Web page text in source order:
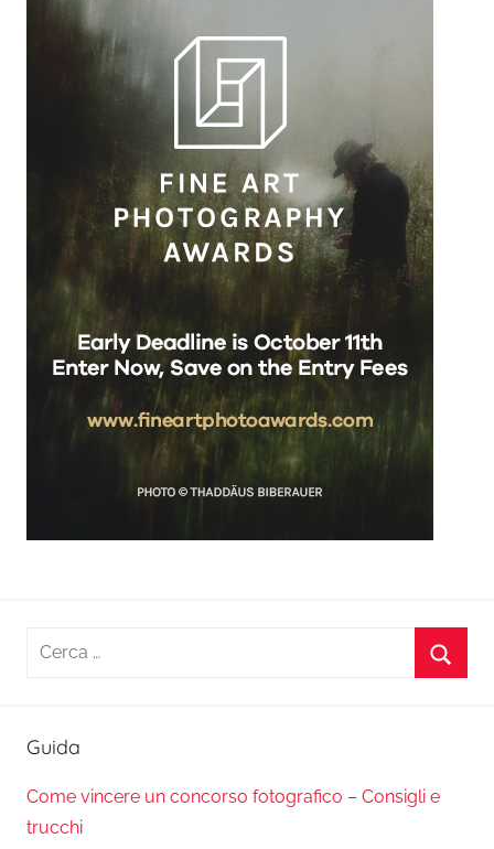
Ricerca
Guida
Come vincere un concorso fotografico – Consigli e
trucchi